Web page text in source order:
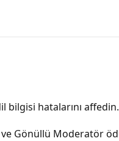
bilgisi hatalarını affedin.
Gönüllü Moderatör